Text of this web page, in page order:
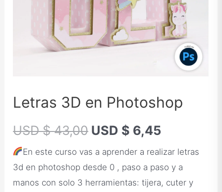
Letras 3D en Photoshop
USD $43,00 USD $ 6,45
En este curso vas a aprender a realizar letras
3d en photoshop desde 0 , paso a paso y a
manos con solo 3 herramientas: tijera, cuter y